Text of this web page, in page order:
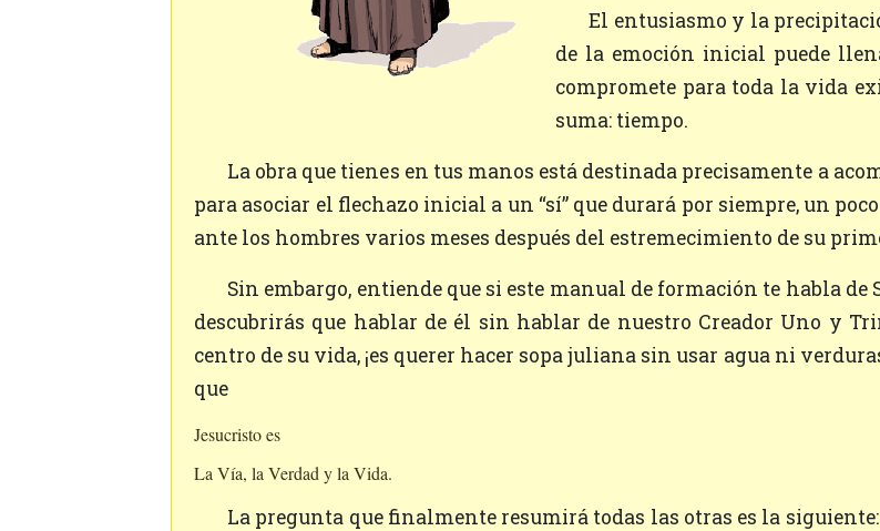
El entusiasmo y la precipitación son dos cosas diferentes. Si la llamarada
de la emoción inicial puede
compromete para toda la vida
suma: tiempo.
La obra que tienes en tus manos está destinada precisamente a acompañarte todo el tiempo que te sea necesario
para asociar el flechazo inicial a un “sí” que durará por siempre, un
ante los hombres varios meses después del estremecimiento de su
Sin embargo, entiende que si este manual de formación te habla de San Francisco de Asís, poco a poco tú mismo
descubrirás que hablar de él sin hablar de nuestro Creador Uno y
centro de su vida, ¡es querer hacer sopa juliana sin usar agua ni
que
Jesucristo es
La Vía, la Verdad y la Vida.
La pregunta que finalmente resumirá todas las otras es la siguiente: el Camino, la Verdad y la Vida que muchos